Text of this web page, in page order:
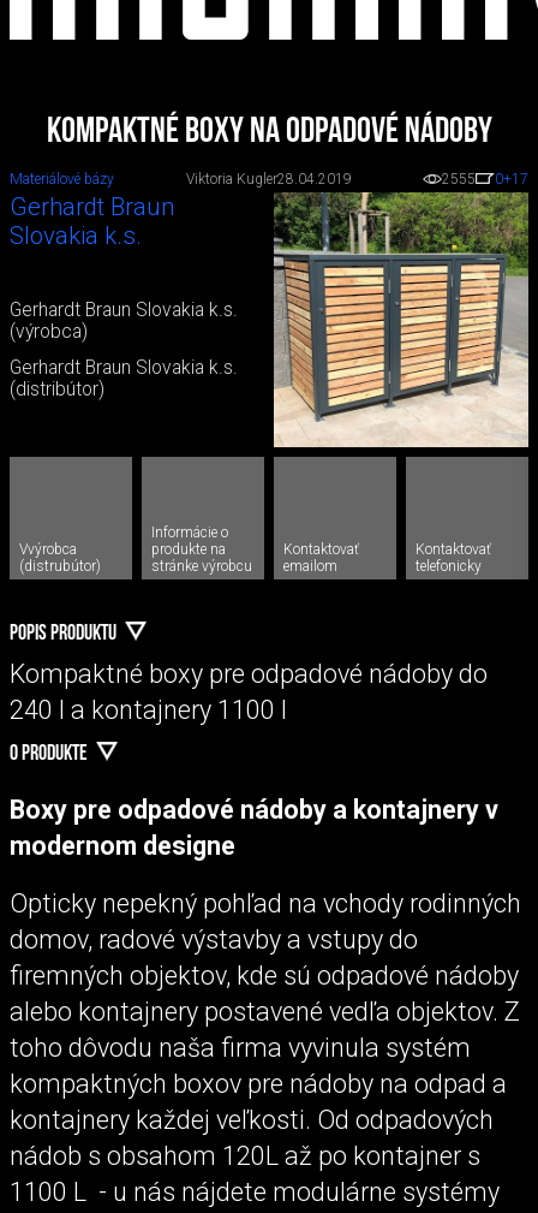
Kompaktné boxy na odpadové nádoby
Materiálové bázy Viktoria Kugler28.04.2019 2555 0+17
Gerhardt Braun
Slovakia k.s.
Gerhardt Braun Slovakia k.s.
(výrobca)
Gerhardt Braun Slovakia k.s.
(distribútor)
Vvýrobca
(distrubútor)
Informácie o
produkte na
stránke výrobcu
Kontaktovať
emailom
Kontaktovať
telefonicky
POPIS PRODUKTU
Kompaktné boxy pre odpadové nádoby do
240 l a kontajnery 1100 l
O PRODUKTE
Boxy pre odpadové nádoby a kontajnery v
modernom designe
Opticky nepekný pohľad na vchody rodinných
domov, radové výstavby a vstupy do
firemných objektov, kde sú odpadové nádoby
alebo kontajnery postavené vedľa objektov. Z
toho dôvodu naša firma vyvinula systém
kompaktných boxov pre nádoby na odpad a
kontajnery každej veľkosti. Od odpadových
nádob s obsahom 120L až po kontajner s
1100 L - u nás nájdete modulárne systémy